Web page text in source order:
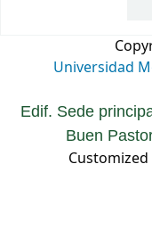
Universidad
Edif. Sede
Buen